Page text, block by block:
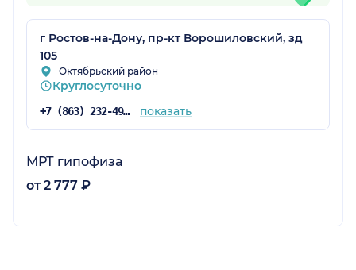
г Ростов-на-Дону, пр-кт Ворошиловский, зд
105
Октябрьский район
Круглосуточно
+7 (863) 232-49-38 показать
МРТ гипофиза
от 2 777 ₽